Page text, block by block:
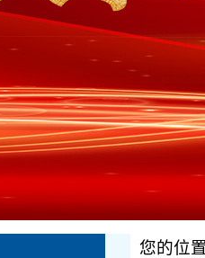
您的位